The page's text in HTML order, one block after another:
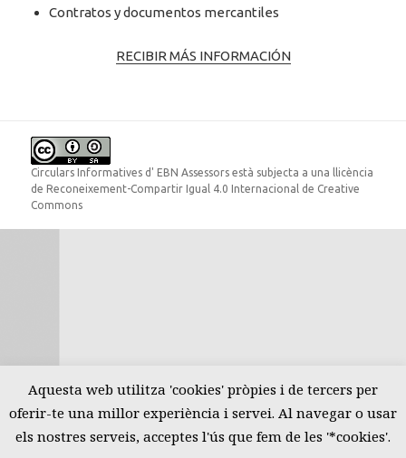
Contratos y documentos mercantiles
RECIBIR MÁS INFORMACIÓN
Circulars Informatives d' EBN Assessors està subjecta a una llicència
de Reconeixement-Compartir Igual 4.0 Internacional de Creative
Commons
Aquesta web utilitza 'cookies' pròpies i de tercers per
oferir-te una millor experiència i servei. Al navegar o usar
els nostres serveis, acceptes l'ús que fem de les '*cookies'.